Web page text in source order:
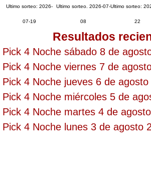
Pick 3 Noche
Pick 4 Día
Pick 4 Noche
Pijao de Oro
Saman de la suerte
Ultimo sorteo: 2026-
07-19
Ultimo sorteo. 2026-07-
08
Ultimo sorteo:
22
Resultados
Pick 4 Noche sábado 8 de
Pick 4 Noche viernes 7 de
Pick 4 Noche jueves 6 de agosto
Pick 4 Noche miércoles 5 de
Pick 4 Noche martes 4 de
Pick 4 Noche lunes 3 de agosto